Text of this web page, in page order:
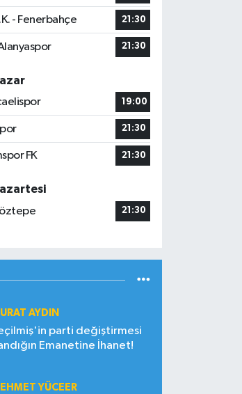
- Fenerbahçe 21:30
21:30
19:00
21:30
FK 21:30
21:30
AYDIN
parti değiştirmesi
Emanetine İhanet!
YÜCEER